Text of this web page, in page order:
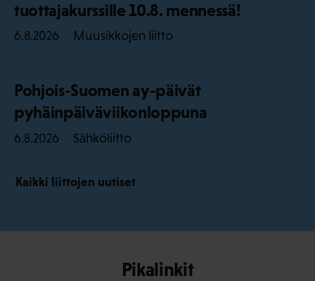
tuottajakurssille 10.8. mennessä!
6.8.2026 Muusikkojen liitto
Pohjois-Suomen ay-päivät
pyhäinpäiväviikonloppuna
6.8.2026 Sähköliitto
Kaikki liittojen uutiset
Pikalinkit